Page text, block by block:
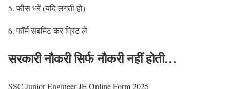
5. फीस भरें (यदि लगती हो)
6. फॉर्म सबमिट कर प्रिंट लें
सरकारी नौकरी सिर्फ नौकरी नहीं होती…
SSC Junior Engineer JE Online Form 2025